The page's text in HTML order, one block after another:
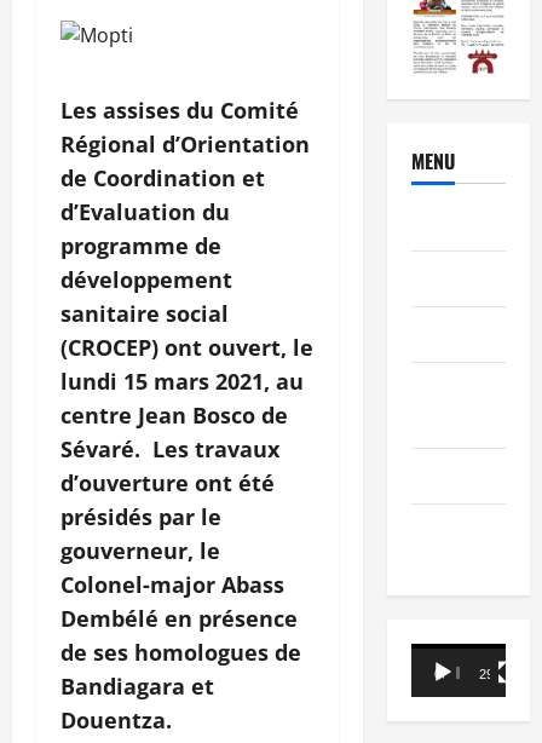
Les assises du Comité
Régional d’Orientation
de Coordination et
d’Evaluation du
programme de
développement
sanitaire social
(CROCEP) ont ouvert, le
lundi 15 mars 2021, au
centre Jean Bosco de
Sévaré. Les travaux
d’ouverture ont été
présidés par le
gouverneur, le
Colonel-major Abass
Dembélé en présence
de ses homologues de
Bandiagara et
Douentza.
MENU
Lecteur
vidéo
00:00 29:21